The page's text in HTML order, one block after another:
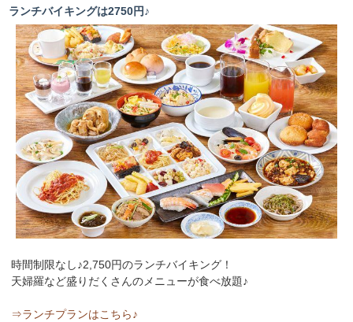
ランチバイキングは2750円♪
時間制限なし♪2,750円のランチバイキング！
天婦羅など盛りだくさんのメニューが食べ放題♪
⇒ランチプランはこちら♪